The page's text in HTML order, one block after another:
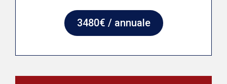
3480€ / annuale